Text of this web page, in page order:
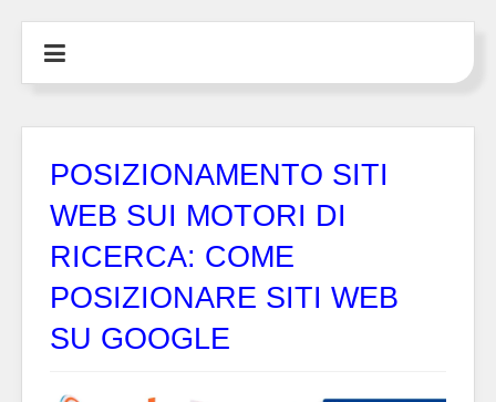
POSIZIONAMENTO SITI
WEB SUI MOTORI DI
RICERCA: COME
POSIZIONARE SITI WEB
SU GOOGLE